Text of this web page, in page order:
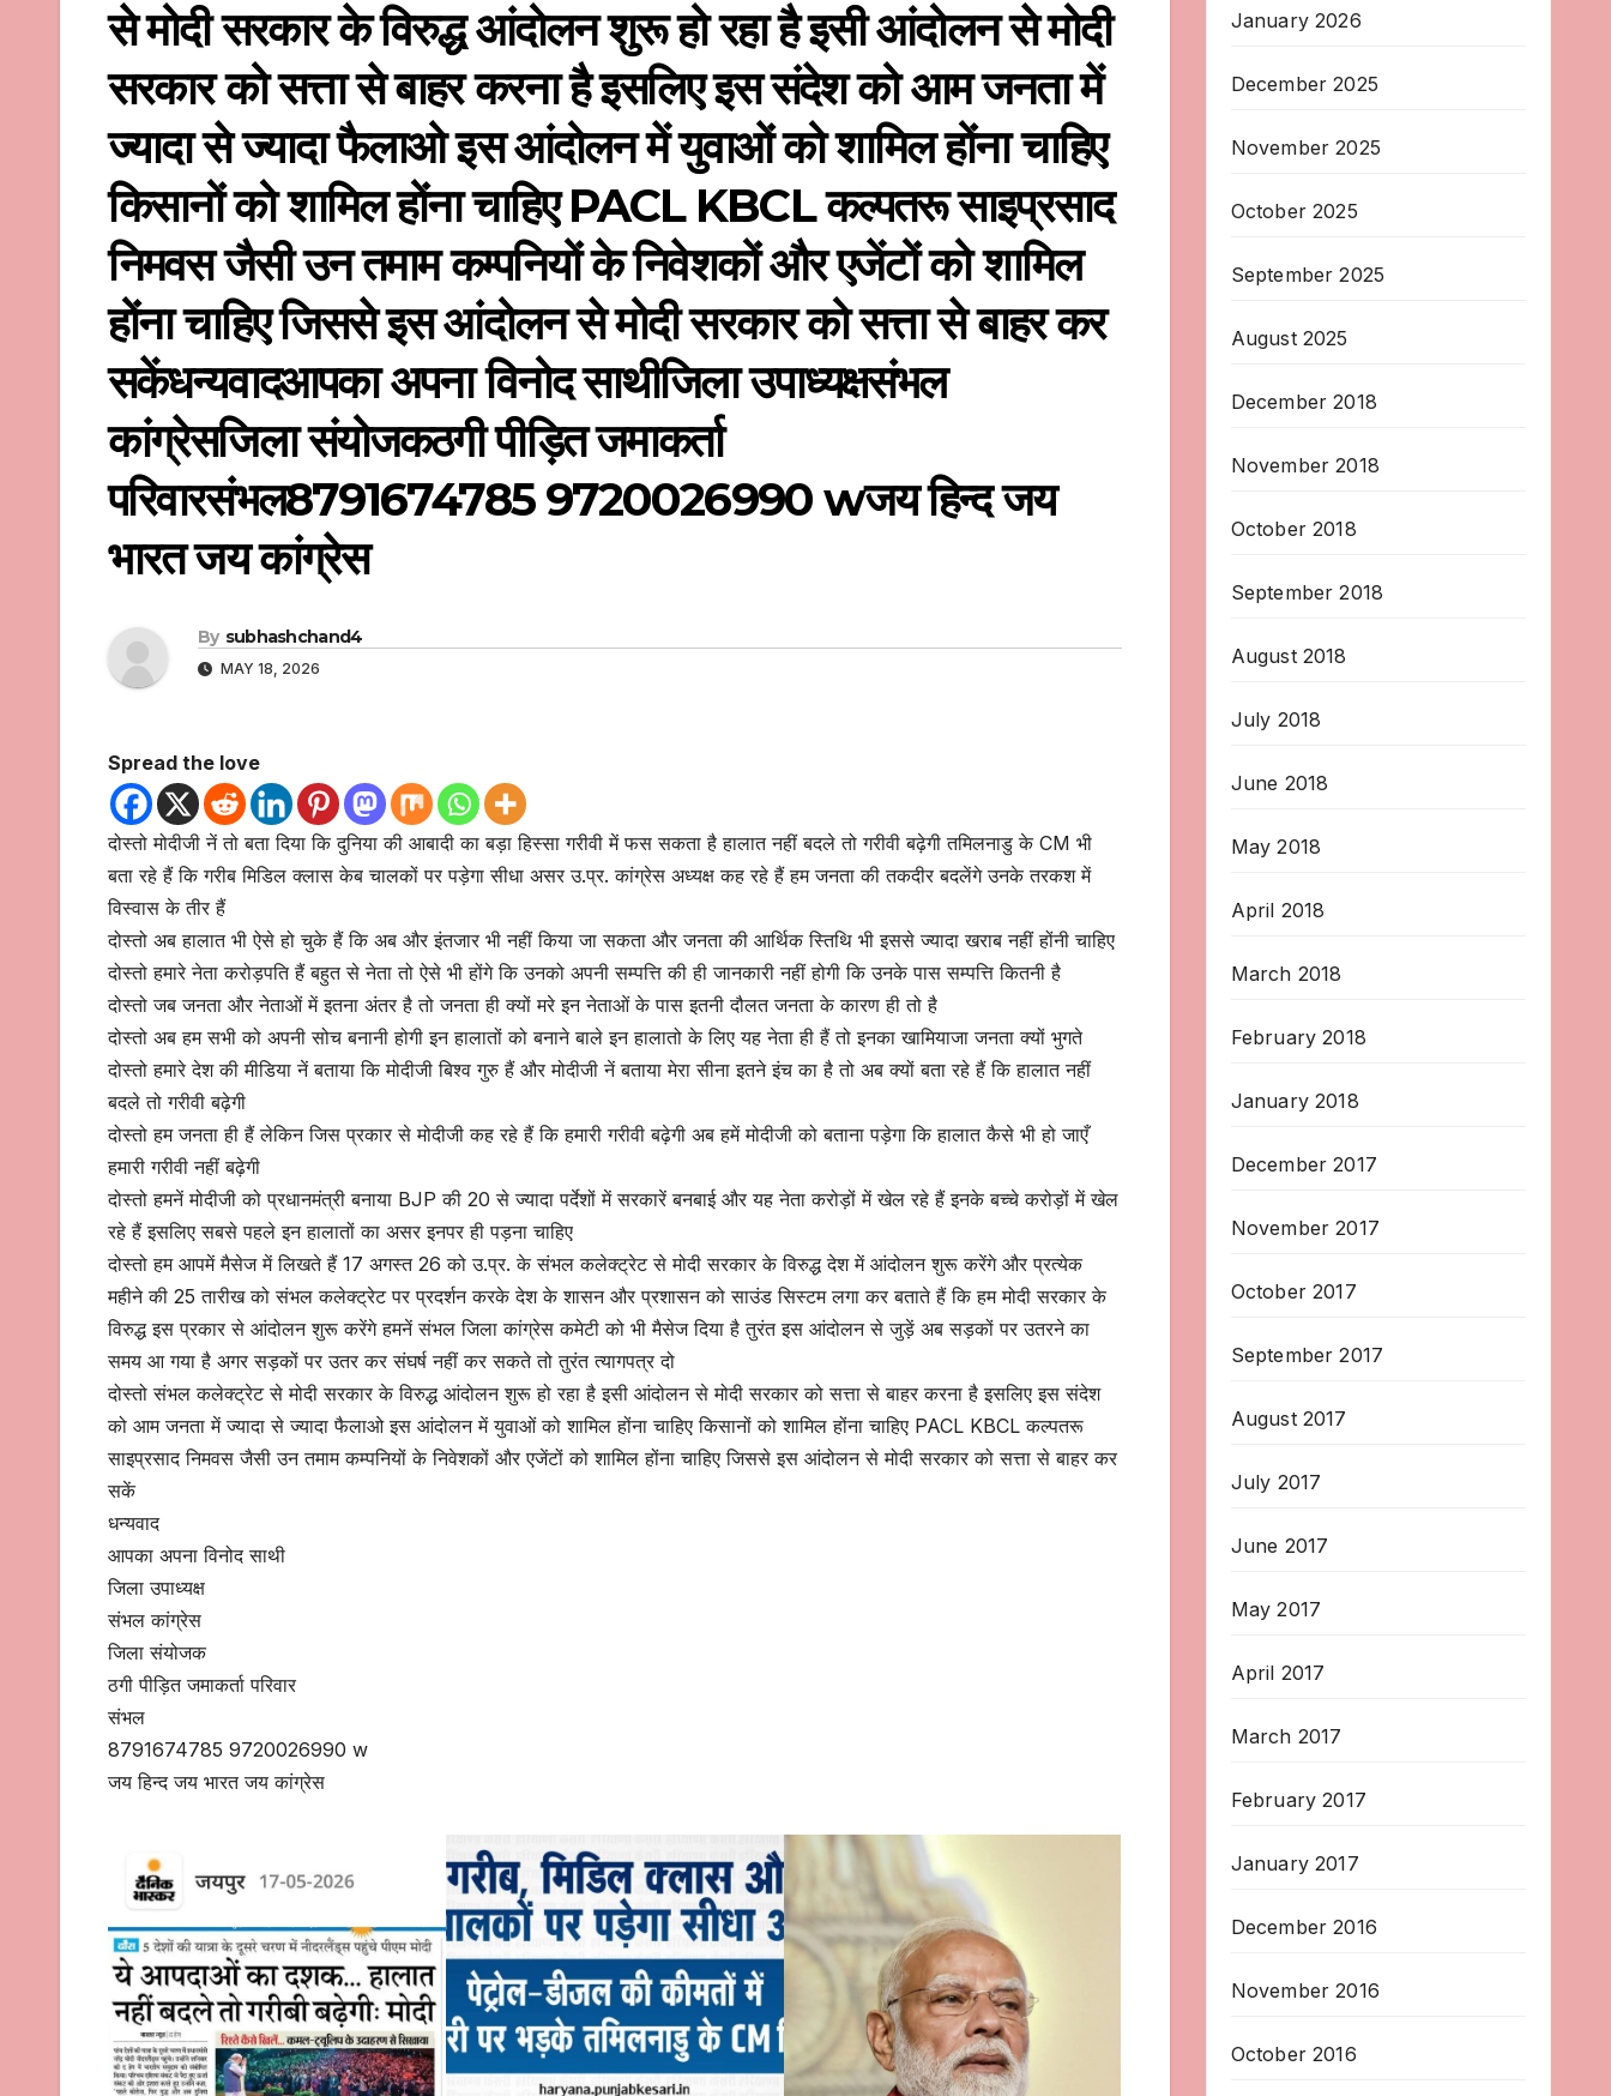
से मोदी सरकार के विरुद्ध आंदोलन शुरू हो रहा है इसी आंदोलन से मोदी
सरकार को सत्ता से बाहर करना है इसलिए इस संदेश को आम जनता में
ज्यादा से ज्यादा फैलाओ इस आंदोलन में युवाओं को शामिल होंना चाहिए
किसानों को शामिल होंना चाहिए PACL KBCL कल्पतरू साइप्रसाद
निमवस जैसी उन तमाम कम्पनियों के निवेशकों और एजेंटों को शामिल
होंना चाहिए जिससे इस आंदोलन से मोदी सरकार को सत्ता से बाहर कर
सकेंधन्यवादआपका अपना विनोद साथीजिला उपाध्यक्षसंभल
कांग्रेसजिला संयोजकठगी पीड़ित जमाकर्ता
परिवारसंभल8791674785 9720026990 wजय हिन्द जय
भारत जय कांग्रेस
By subhashchand4
MAY 18, 2026
Spread the love
दोस्तो मोदीजी नें तो बता दिया कि दुनिया की आबादी का बड़ा हिस्सा गरीवी में फस सकता है हालात नहीं बदले तो गरीवी बढ़ेगी तमिलनाडु के CM भी
बता रहे हैं कि गरीब मिडिल क्लास केब चालकों पर पड़ेगा सीधा असर उ.प्र. कांग्रेस अध्यक्ष कह रहे हैं हम जनता की तकदीर बदलेंगे उनके तरकश में
विस्वास के तीर हैं
दोस्तो अब हालात भी ऐसे हो चुके हैं कि अब और इंतजार भी नहीं किया जा सकता और जनता की आर्थिक स्तिथि भी इससे ज्यादा खराब नहीं होंनी चाहिए
दोस्तो हमारे नेता करोड़पति हैं बहुत से नेता तो ऐसे भी होंगे कि उनको अपनी सम्पत्ति की ही जानकारी नहीं होगी कि उनके पास सम्पत्ति कितनी है
दोस्तो जब जनता और नेताओं में इतना अंतर है तो जनता ही क्यों मरे इन नेताओं के पास इतनी दौलत जनता के कारण ही तो है
दोस्तो अब हम सभी को अपनी सोच बनानी होगी इन हालातों को बनाने बाले इन हालातो के लिए यह नेता ही हैं तो इनका खामियाजा जनता क्यों भुगते
दोस्तो हमारे देश की मीडिया नें बताया कि मोदीजी बिश्व गुरु हैं और मोदीजी नें बताया मेरा सीना इतने इंच का है तो अब क्यों बता रहे हैं कि हालात नहीं
बदले तो गरीवी बढ़ेगी
दोस्तो हम जनता ही हैं लेकिन जिस प्रकार से मोदीजी कह रहे हैं कि हमारी गरीवी बढ़ेगी अब हमें मोदीजी को बताना पड़ेगा कि हालात कैसे भी हो जाएँ
हमारी गरीवी नहीं बढ़ेगी
दोस्तो हमनें मोदीजी को प्रधानमंत्री बनाया BJP की 20 से ज्यादा पर्देशों में सरकारें बनबाई और यह नेता करोड़ों में खेल रहे हैं इनके बच्चे करोड़ों में खेल
रहे हैं इसलिए सबसे पहले इन हालातों का असर इनपर ही पड़ना चाहिए
दोस्तो हम आपमें मैसेज में लिखते हैं 17 अगस्त 26 को उ.प्र. के संभल कलेक्ट्रेट से मोदी सरकार के विरुद्ध देश में आंदोलन शुरू करेंगे और प्रत्येक
महीने की 25 तारीख को संभल कलेक्ट्रेट पर प्रदर्शन करके देश के शासन और प्रशासन को साउंड सिस्टम लगा कर बताते हैं कि हम मोदी सरकार के
विरुद्ध इस प्रकार से आंदोलन शुरू करेंगे हमनें संभल जिला कांग्रेस कमेटी को भी मैसेज दिया है तुरंत इस आंदोलन से जुड़ें अब सड़कों पर उतरने का
समय आ गया है अगर सड़कों पर उतर कर संघर्ष नहीं कर सकते तो तुरंत त्यागपत्र दो
दोस्तो संभल कलेक्ट्रेट से मोदी सरकार के विरुद्ध आंदोलन शुरू हो रहा है इसी आंदोलन से मोदी सरकार को सत्ता से बाहर करना है इसलिए इस संदेश
को आम जनता में ज्यादा से ज्यादा फैलाओ इस आंदोलन में युवाओं को शामिल होंना चाहिए किसानों को शामिल होंना चाहिए PACL KBCL कल्पतरू
साइप्रसाद निमवस जैसी उन तमाम कम्पनियों के निवेशकों और एजेंटों को शामिल होंना चाहिए जिससे इस आंदोलन से मोदी सरकार को सत्ता से बाहर कर
सकें
धन्यवाद
आपका अपना विनोद साथी
जिला उपाध्यक्ष
संभल कांग्रेस
जिला संयोजक
ठगी पीड़ित जमाकर्ता परिवार
संभल
8791674785 9720026990 w
जय हिन्द जय भारत जय कांग्रेस
January 2026
December 2025
November 2025
October 2025
September 2025
August 2025
December 2018
November 2018
October 2018
September 2018
August 2018
July 2018
June 2018
May 2018
April 2018
March 2018
February 2018
January 2018
December 2017
November 2017
October 2017
September 2017
August 2017
July 2017
June 2017
May 2017
April 2017
March 2017
February 2017
January 2017
December 2016
November 2016
October 2016